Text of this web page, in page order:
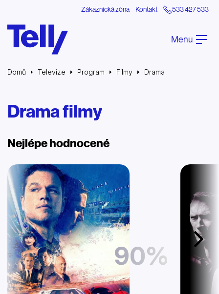
Zákaznická zóna Kontakt 533 427 533
Menu
Domů Televize Program Filmy Drama
Drama filmy
Nejlépe hodnocené
Další
90%